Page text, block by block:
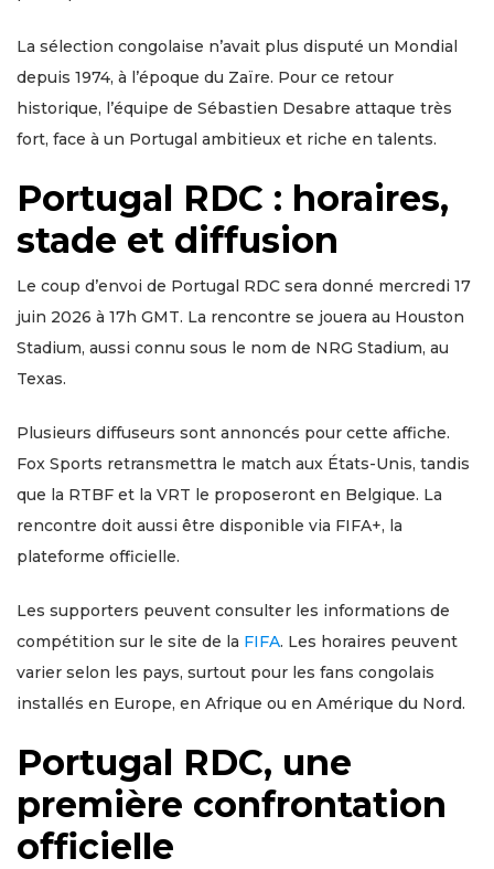
La sélection congolaise n’avait plus disputé un Mondial
depuis 1974, à l’époque du Zaïre. Pour ce retour
historique, l’équipe de Sébastien Desabre attaque très
fort, face à un Portugal ambitieux et riche en talents.
Portugal RDC : horaires,
stade et diffusion
Le coup d’envoi de Portugal RDC sera donné mercredi 17
juin 2026 à 17h GMT. La rencontre se jouera au Houston
Stadium, aussi connu sous le nom de NRG Stadium, au
Texas.
Plusieurs diffuseurs sont annoncés pour cette affiche.
Fox Sports retransmettra le match aux États-Unis, tandis
que la RTBF et la VRT le proposeront en Belgique. La
rencontre doit aussi être disponible via FIFA+, la
plateforme officielle.
Les supporters peuvent consulter les informations de
compétition sur le site de la FIFA. Les horaires peuvent
varier selon les pays, surtout pour les fans congolais
installés en Europe, en Afrique ou en Amérique du Nord.
Portugal RDC, une
première confrontation
officielle